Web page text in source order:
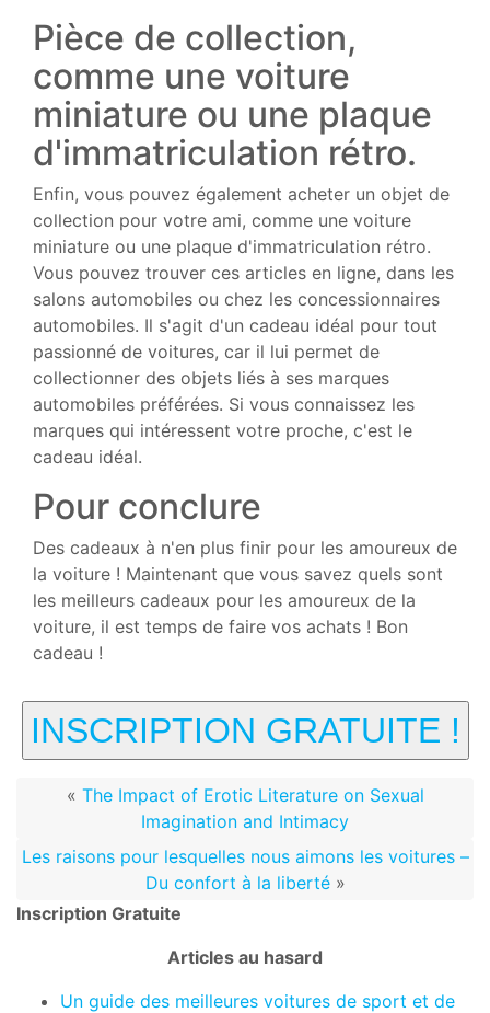
Pièce de collection,
comme une voiture
miniature ou une plaque
d'immatriculation rétro.
Enfin, vous pouvez également acheter un objet de
collection pour votre ami, comme une voiture
miniature ou une plaque d'immatriculation rétro.
Vous pouvez trouver ces articles en ligne, dans les
salons automobiles ou chez les concessionnaires
automobiles. Il s'agit d'un cadeau idéal pour tout
passionné de voitures, car il lui permet de
collectionner des objets liés à ses marques
automobiles préférées. Si vous connaissez les
marques qui intéressent votre proche, c'est le
cadeau idéal.
Pour conclure
Des cadeaux à n'en plus finir pour les amoureux de
la voiture ! Maintenant que vous savez quels sont
les meilleurs cadeaux pour les amoureux de la
voiture, il est temps de faire vos achats ! Bon
cadeau !
INSCRIPTION GRATUITE !
« The Impact of Erotic Literature on Sexual
Imagination and Intimacy
Les raisons pour lesquelles nous aimons les voitures –
Du confort à la liberté»
Inscription Gratuite
Articles au hasard
Un guide des meilleures voitures de sport et de